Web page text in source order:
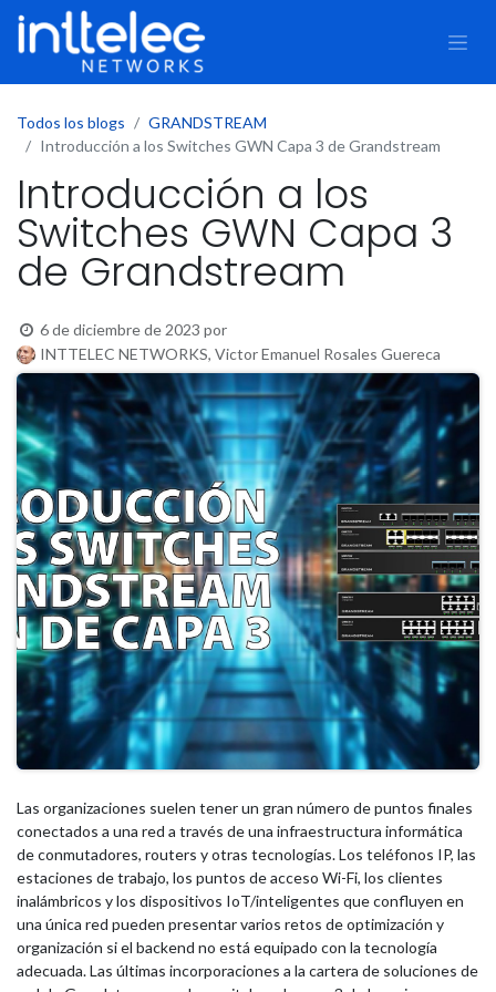
Todos los blogs
GRANDSTREAM
Introducción a los Switches GWN Capa 3 de Grandstream
Introducción a los
Switches GWN Capa 3
de Grandstream
6 de diciembre de 2023 por
INTTELEC NETWORKS, Victor Emanuel Rosales Guereca
Las organizaciones suelen tener un gran número de puntos finales
conectados a una red a través de una infraestructura informática
de conmutadores, routers y otras tecnologías. Los teléfonos IP, las
estaciones de trabajo, los puntos de acceso Wi-Fi, los clientes
inalámbricos y los dispositivos IoT/inteligentes que confluyen en
una única red pueden presentar varios retos de optimización y
organización si el backend no está equipado con la tecnología
adecuada. Las últimas incorporaciones a la cartera de soluciones de